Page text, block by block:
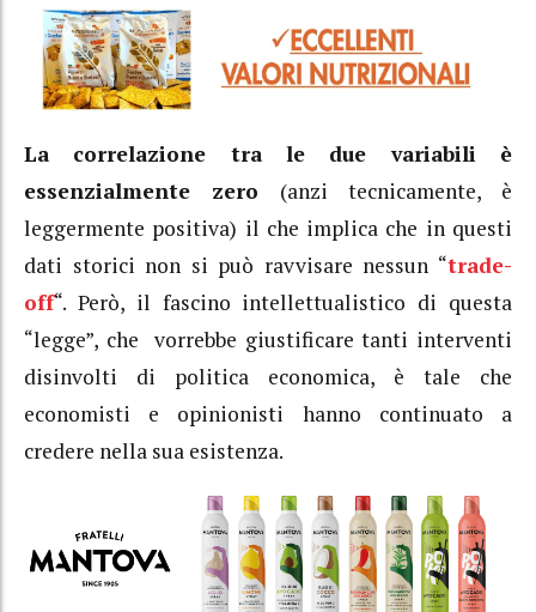
La correlazione tra le due variabili è
essenzialmente zero (anzi tecnicamente, è
leggermente positiva) il che implica che in questi
dati storici non si può ravvisare nessun “trade-
off“. Però, il fascino intellettualistico di questa
“legge”, che vorrebbe giustificare tanti interventi
disinvolti di politica economica, è tale che
economisti e opinionisti hanno continuato a
credere nella sua esistenza.